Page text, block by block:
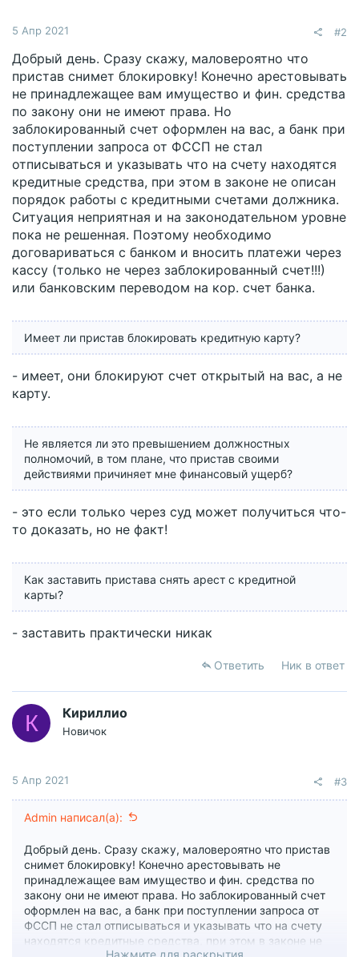
5 Апр 2021 #2
Добрый день. Сразу скажу, маловероятно что
пристав снимет блокировку! Конечно арестовывать
не принадлежащее вам имущество и фин. средства
по закону они не имеют права. Но
заблокированный счет оформлен на вас, а банк при
поступлении запроса от ФССП не стал
отписываться и указывать что на счету находятся
кредитные средства, при этом в законе не описан
порядок работы с кредитными счетами должника.
Ситуация неприятная и на законодательном уровне
пока не решенная. Поэтому необходимо
договариваться с банком и вносить платежи через
кассу (только не через заблокированный счет!!!)
или банковским переводом на кор. счет банка.
Имеет ли пристав блокировать кредитную карту?
- имеет, они блокируют счет открытый на вас, а не
карту.
Не является ли это превышением должностных
полномочий, в том плане, что пристав своими
действиями причиняет мне финансовый ущерб?
- это если только через суд может получиться что-
то доказать, но не факт!
Как заставить пристава снять арест с кредитной
карты?
- заставить практически никак
Ответить Ник в ответ
К Кириллио
Новичок
5 Апр 2021 #3
Admin написал(а):
Добрый день. Сразу скажу, маловероятно что пристав
снимет блокировку! Конечно арестовывать не
принадлежащее вам имущество и фин. средства по
закону они не имеют права. Но заблокированный счет
оформлен на вас, а банк при поступлении запроса от
ФССП не стал отписываться и указывать что на счету
находятся кредитные средства, при этом в законе не
Нажмите для раскрытия...